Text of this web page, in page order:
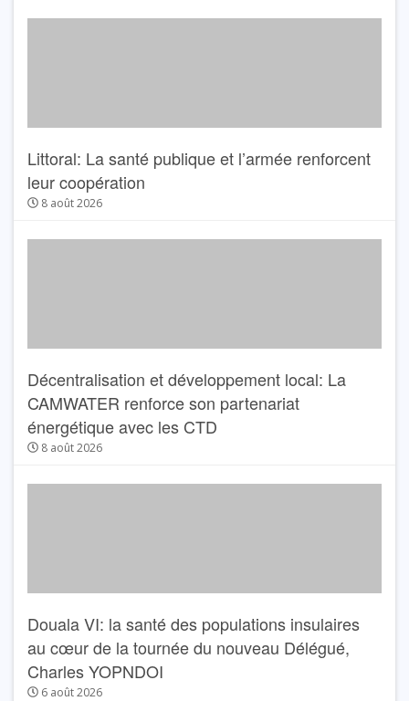
Littoral: La santé publique et l’armée renforcent
leur coopération
8 août 2026
Décentralisation et développement local: La
CAMWATER renforce son partenariat
énergétique avec les CTD
8 août 2026
Douala VI: la santé des populations insulaires
au cœur de la tournée du nouveau Délégué,
Charles YOPNDOI
6 août 2026